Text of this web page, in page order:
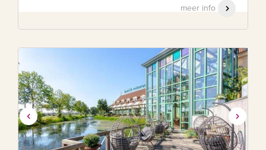
meer info